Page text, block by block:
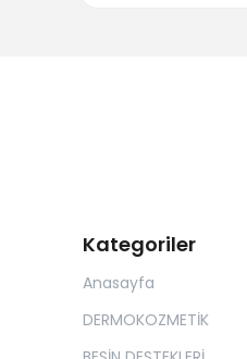
Kategoriler
Anasayfa
DERMOKOZMETİK